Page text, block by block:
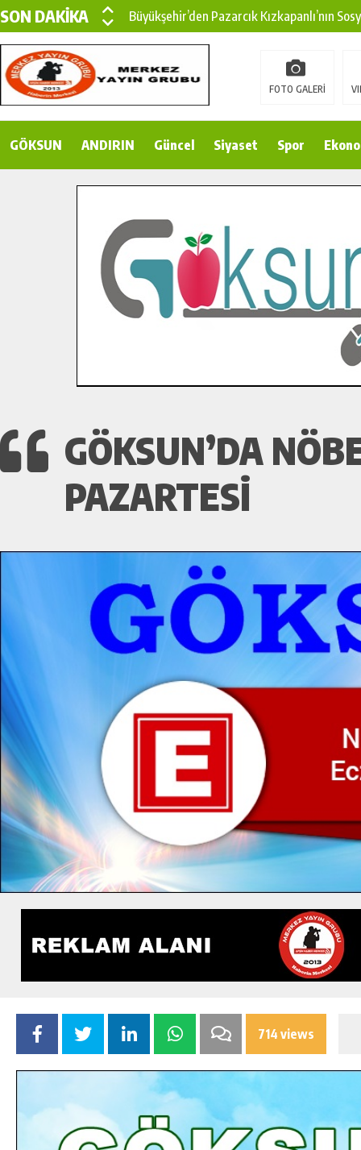
SON DAKİKA
Büyükşehir’den Pazarcık Kızkapanlı’nın
Büyükşehir’den Pazarcık Kırsalına Modern
Çin’den KSÜ’ye Uluslararası Başarı:
Gençler Pusula Maraş Kampında Yeni
İlçe Jandarma Komutanı Karakaya’dan
Bertiz’in Yeni Köprüsünde Sona Doğru.
FOTO GALERİ
GÖKSUN ANDIRIN Güncel Siyaset Spor
GÖKSUN’DA
PAZARTESI
714 views